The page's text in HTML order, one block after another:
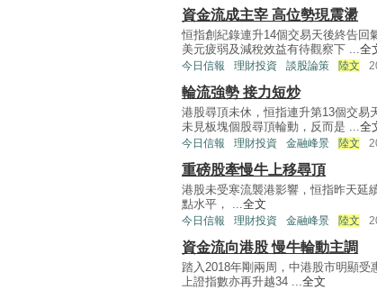
資金流成主宰 高位勢現震盪
恒指創紀錄連升14個交易天後終告回
美元疲弱及減稅效益有待觀察下 ...全
今日信報 理財投資 談股論策 陸文
輪流強勢 接力短炒
港股尋頂未休，恒指連升第13個交易
未見板塊個股尋頂輪動，反而是 ...全
今日信報 理財投資 金融峰景 陸文
重磅股牽慢牛上移尋頂
港股未受寒流襲港影響，恒指昨天延
點水平， ...全文
今日信報 理財投資 金融峰景 陸文
資金流向港股 慢牛輪動主調
踏入2018年剛兩周，中港股市明顯受
上證指數亦再升越34 ...全文